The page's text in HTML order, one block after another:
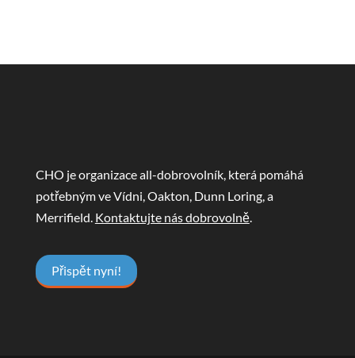
CHO je organizace all-dobrovolník, která pomáhá
potřebným ve Vídni, Oakton, Dunn Loring, a
Merrifield. Kontaktujte nás dobrovolně.
Přispět nyní!